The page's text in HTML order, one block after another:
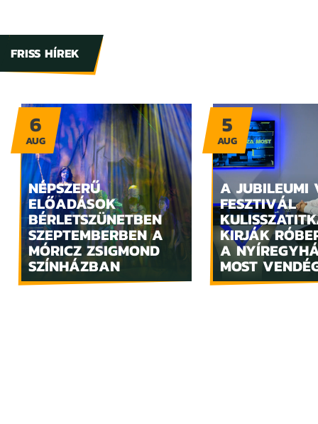
FRISS HÍREK
NÉPSZERŰ
ELŐADÁSOK
BÉRLETSZÜNETBEN
SZEPTEMBERBEN A
MÓRICZ ZSIGMOND
SZÍNHÁZBAN
6
AUG
A JUBILEUMI
FESZTIVÁL
KIRJÁK
A
MOST
5
AUG